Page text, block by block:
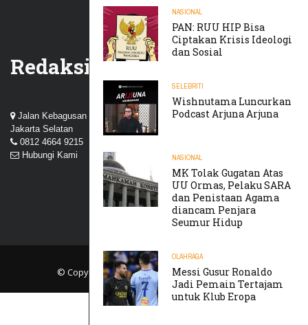
NASIONAL
PAN: RUU HIP Bisa
Ciptakan Krisis Ideologi
dan Sosial
SELEBRITI
Wishnutama Luncurkan
Podcast Arjuna Arjuna
NASIONAL
MK Tolak Gugatan Atas
UU Ormas, Pelaku SARA
dan Penistaan Agama
diancam Penjara
Seumur Hidup
OLAHRAGA
Messi Gusur Ronaldo
Jadi Pemain Tertajam
untuk Klub Eropa
Redaksi
Jalan Kebagusan III, Perum Nuansa Kebagusan, Pasar Minggu,
Jakarta Selatan
0812 4664 9215
Hubungi Kami
© Copyright 2019TIKTAK.ID . All rights reserved.